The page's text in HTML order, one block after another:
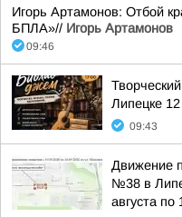
Игорь Артамонов: Отбой
БПЛА»// Игорь Артамонов
09:46
Липецке 12
09:43
Движение
№38 в
августа по